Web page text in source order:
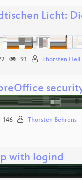
Licht:
91 Thorsten Hell
146 Thorsten Behrens
with logind